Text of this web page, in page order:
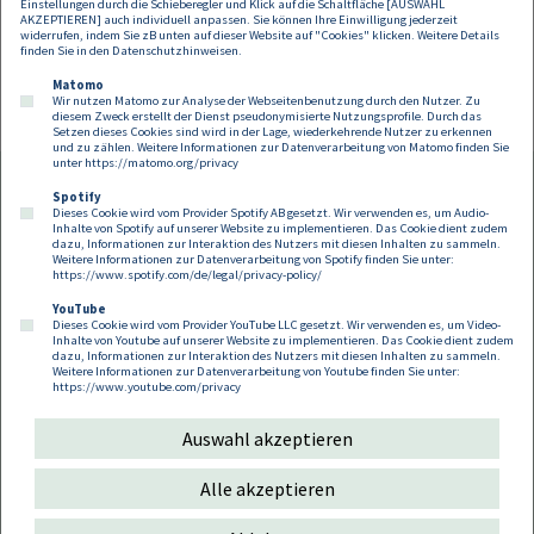
Footer
Kontakt Datenschutz
Impressum
Compliance
Cookies
Einstellungen durch die Schieberegler und Klick auf die Schaltfläche [AUSWAHL
AKZEPTIEREN] auch individuell anpassen. Sie können Ihre Einwilligung jederzeit
widerrufen, indem Sie zB unten auf dieser Website auf "Cookies" klicken. Weitere Details
finden Sie in den Datenschutzhinweisen.
Matomo
Wir nutzen Matomo zur Analyse der Webseitenbenutzung durch den Nutzer. Zu
diesem Zweck erstellt der Dienst pseudonymisierte Nutzungsprofile. Durch das
Setzen dieses Cookies sind wird in der Lage, wiederkehrende Nutzer zu erkennen
und zu zählen. Weitere Informationen zur Datenverarbeitung von Matomo finden Sie
unter https://matomo.org/privacy
Spotify
Dieses Cookie wird vom Provider Spotify AB gesetzt. Wir verwenden es, um Audio-
Inhalte von Spotify auf unserer Website zu implementieren. Das Cookie dient zudem
dazu, Informationen zur Interaktion des Nutzers mit diesen Inhalten zu sammeln.
Weitere Informationen zur Datenverarbeitung von Spotify finden Sie unter:
https://www.spotify.com/de/legal/privacy-policy/
YouTube
Dieses Cookie wird vom Provider YouTube LLC gesetzt. Wir verwenden es, um Video-
Inhalte von Youtube auf unserer Website zu implementieren. Das Cookie dient zudem
dazu, Informationen zur Interaktion des Nutzers mit diesen Inhalten zu sammeln.
Weitere Informationen zur Datenverarbeitung von Youtube finden Sie unter:
https://www.youtube.com/privacy
Auswahl akzeptieren
Alle akzeptieren
Follow us on:
Copyright 2026